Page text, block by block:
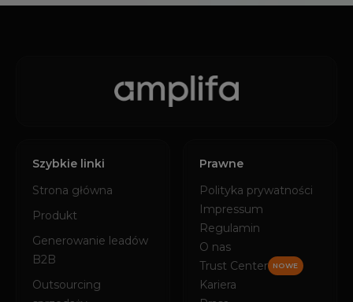
Szybkie linki
Strona główna
Produkt
Generowanie leadów
B2B
Outsourcing
Prawne
Polityka prywatności
Impressum
Regulamin
O nas
Trust Center
NOWE
Kariera